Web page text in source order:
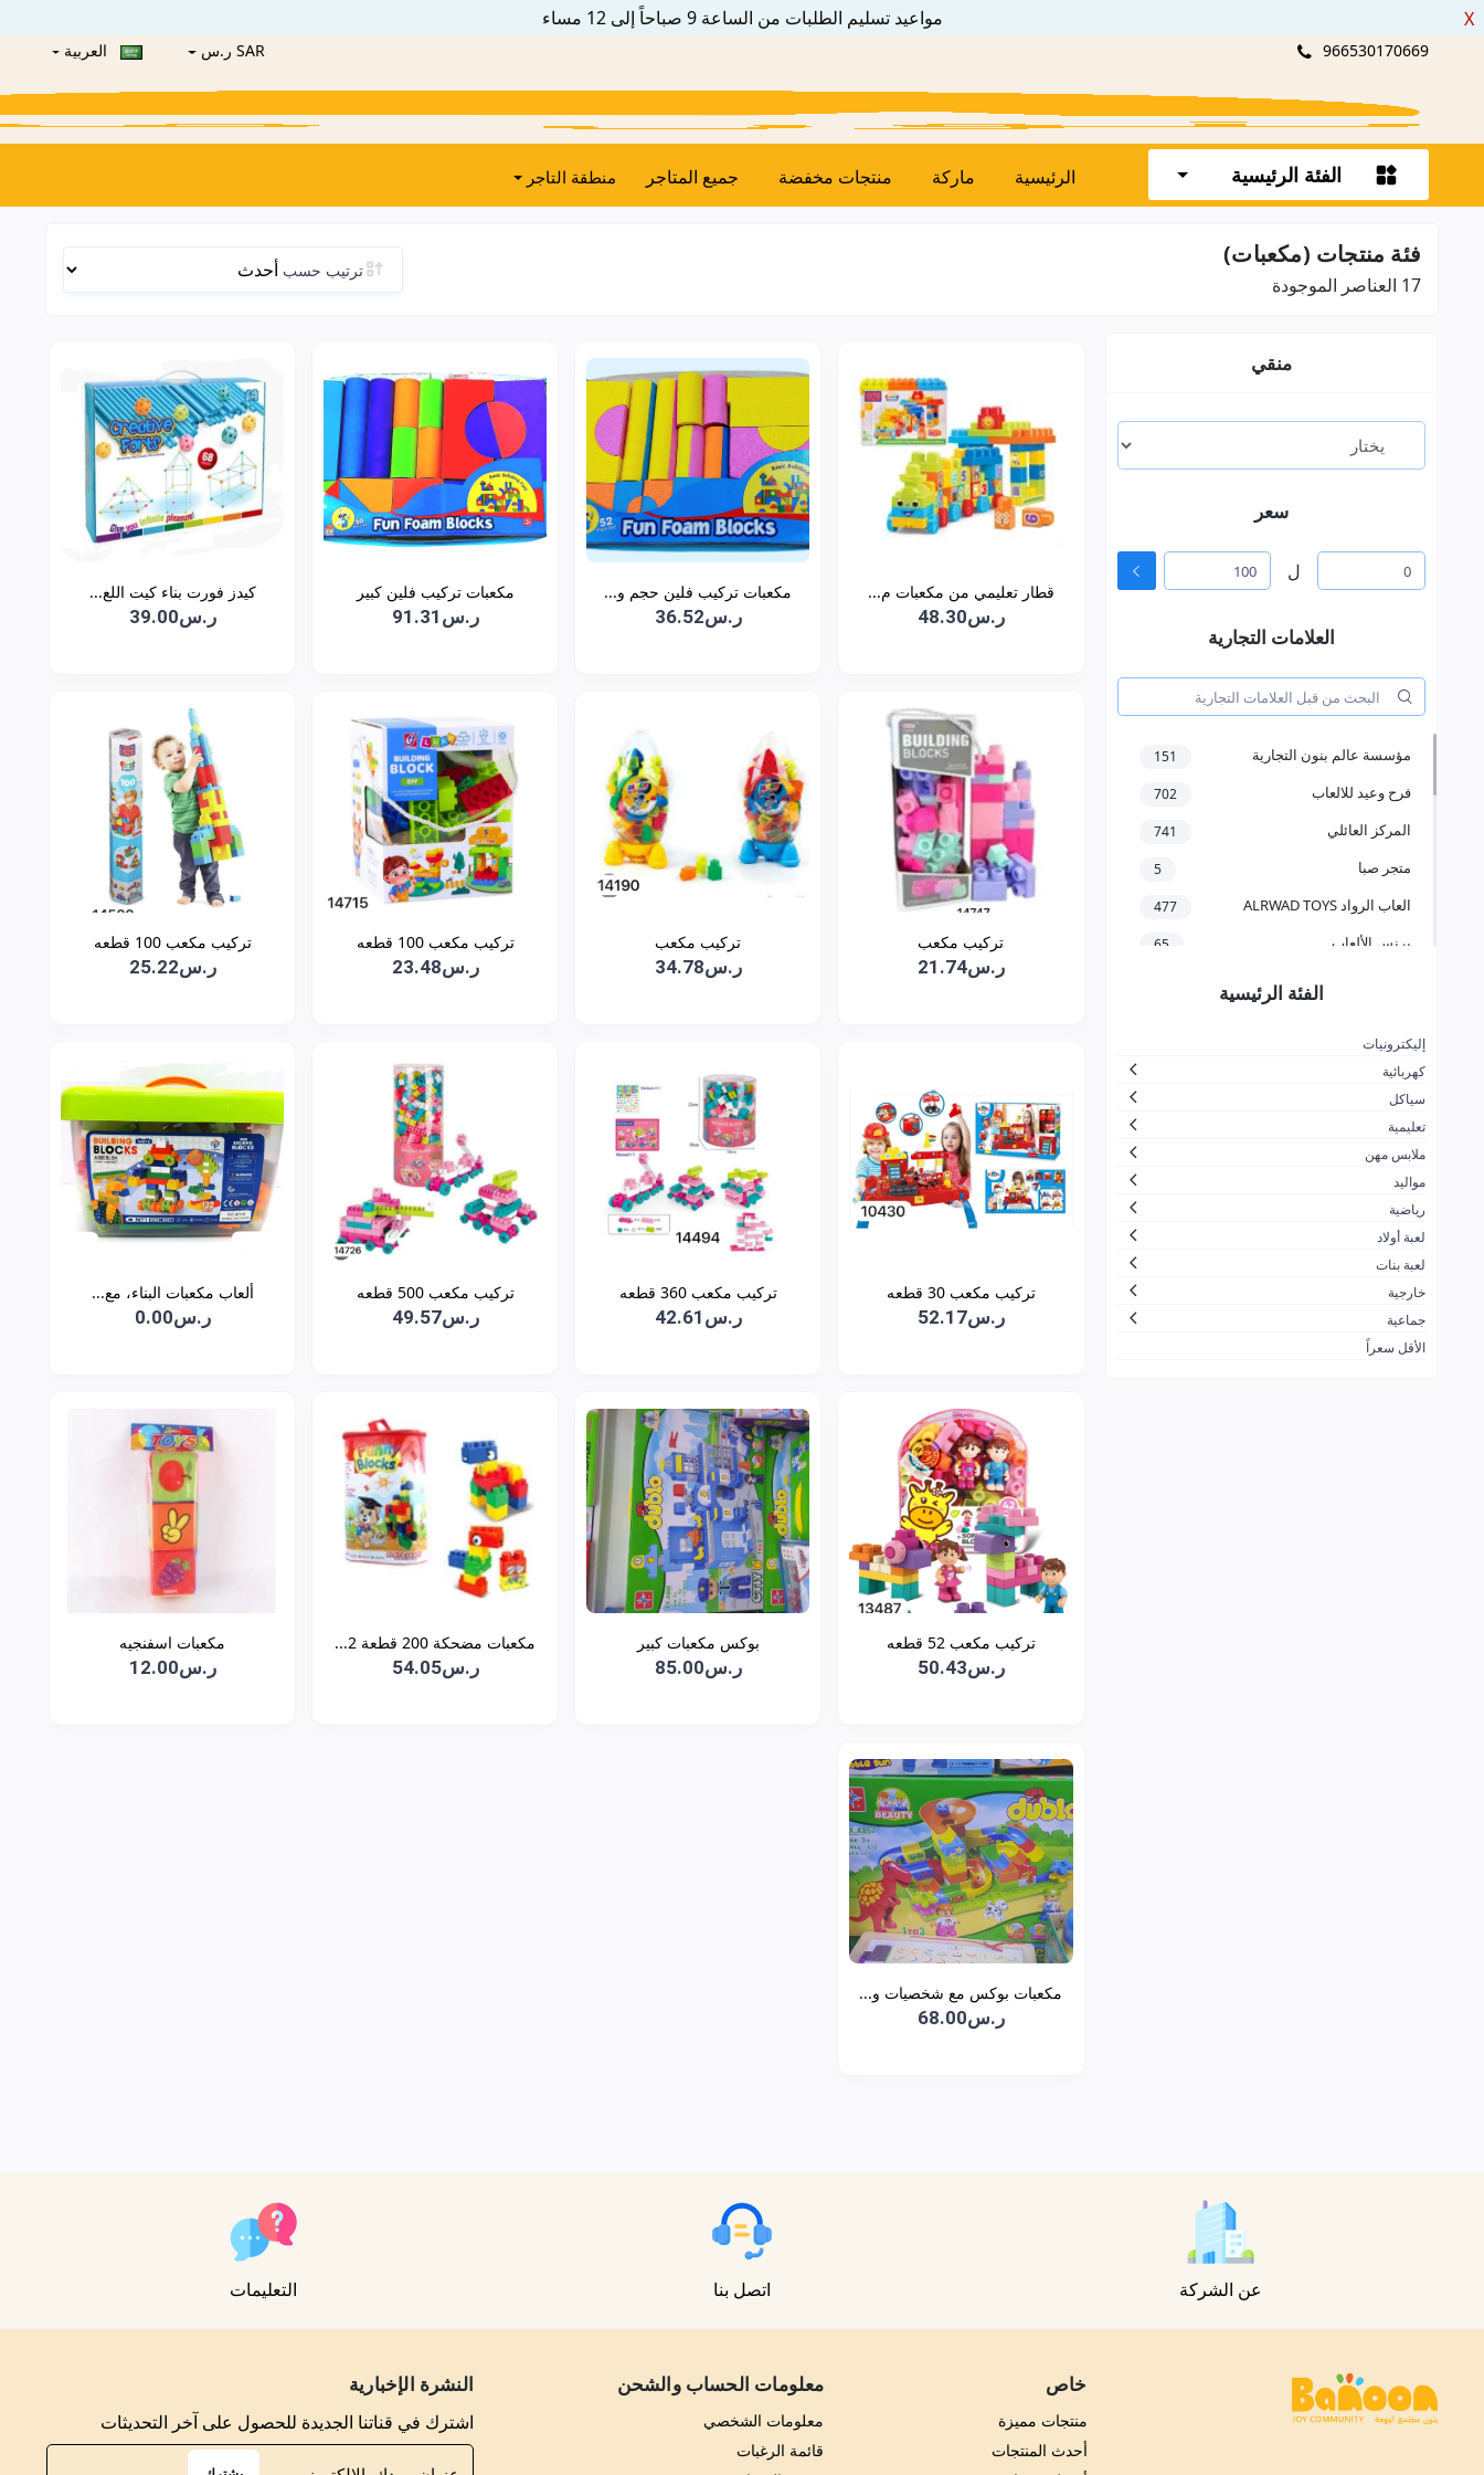
مواعيد تسليم الطلبات من الساعة 9 صباحاً إلى 12 مساء X
966530170669 SAR ر.س العربية
الفئة الرئيسية الرئيسية ماركة منتجات مخفضة جميع المتاجر منطقة التاجر
فئة منتجات (مكعبات)
17 العناصر الموجودة
ترتيب حسب
منقي
سعر
ل
العلامات التجارية
مؤسسة عالم بنون التجارية 151
فرح وعيد للالعاب 702
المركز العائلي 741
متجر صبا 5
العاب الرواد ALRWAD TOYS 477
برنس الألعاب 65
مؤسسة سعد عبدالعزيز الخرعان
جزيرة المرح
الاسرار الجميلة بلايستيشن والعاب
اطفال
ضحكة لالعاب الأطفال
شركة مرن بلس التجارية
زمن الألعاب
شركة العاب السفير للتجارة
ألعاب القحطاني
شركة لعبتي الحديثة للألعاب
محترف العاب الكمبيوتر للتجارة
الفئة الرئيسية
إليكترونيات
كهربائية
سياكل
تعليمية
ملابس مهن
مواليد
رياضية
لعبة أولاد
لعبة بنات
خارجية
جماعية
الأقل سعراً
قطار تعليمي من مكعبات م...
ر.س48.30
مكعبات تركيب فلين حجم و...
ر.س36.52
مكعبات تركيب فلين كبير
ر.س91.31
كيدز فورت بناء كيت اللع...
ر.س39.00
تركيب مكعب
ر.س21.74
تركيب مكعب
ر.س34.78
تركيب مكعب 100 قطعه
ر.س23.48
تركيب مكعب 100 قطعه
ر.س25.22
تركيب مكعب 30 قطعه
ر.س52.17
تركيب مكعب 360 قطعه
ر.س42.61
تركيب مكعب 500 قطعه
ر.س49.57
ألعاب مكعبات البناء، مع...
ر.س0.00
تركيب مكعب 52 قطعه
ر.س50.43
بوكس مكعبات كبير
ر.س85.00
مكعبات مضحكة 200 قطعة 2...
ر.س54.05
مكعبات اسفنجيه
ر.س12.00
مكعبات بوكس مع شخصيات و...
ر.س68.00
عن الشركة اتصل بنا التعليمات
خاص
منتجات مميزة
أحدث المنتجات
معلومات الحساب والشحن
معلومات الشخصي
قائمة الرغبات
النشرة الإخبارية
اشترك في قناتنا الجديدة للحصول على آخر التحديثات